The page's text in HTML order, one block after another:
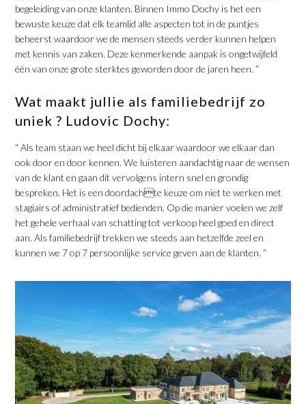
begeleiding van onze klanten. Binnen Immo Dochy is het een
bewuste keuze dat elk teamlid alle aspecten tot in de puntjes
beheerst waardoor we de mensen steeds verder kunnen helpen
met kennis van zaken. Deze kenmerkende aanpak is ongetwijfeld
één van onze grote sterktes geworden door de jaren heen. ”
Wat maakt jullie als familiebedrijf zo
uniek ? Ludovic Dochy:
“ Als team staan we heel dicht bij elkaar waardoor we elkaar dan
ook door en door kennen. We luisteren aandachtig naar de wensen
van de klant en gaan dit vervolgens intern snel en grondig
bespreken. Het is een doordachte keuze om niet te werken met
stagiairs of administratief bedienden. Op die manier voelen we zelf
het gehele verhaal van schatting tot verkoop heel goed en direct
aan. Als familiebedrijf trekken we steeds aan hetzelfde zeel en
kunnen we 7 op 7 persoonlijke service geven aan de klanten. ”